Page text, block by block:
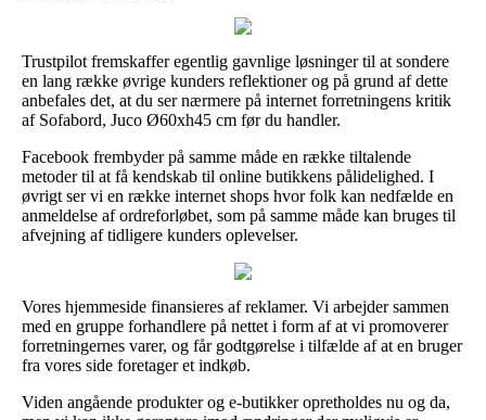
Trustpilot fremskaffer egentlig gavnlige løsninger til at sondere
en lang række øvrige kunders reflektioner og på grund af dette
anbefales det, at du ser nærmere på internet forretningens kritik
af Sofabord, Juco Ø60xh45 cm før du handler.
Facebook frembyder på samme måde en række tiltalende
metoder til at få kendskab til online butikkens pålidelighed. I
øvrigt ser vi en række internet shops hvor folk kan nedfælde en
anmeldelse af ordreforløbet, som på samme måde kan bruges til
afvejning af tidligere kunders oplevelser.
Vores hjemmeside finansieres af reklamer. Vi arbejder sammen
med en gruppe forhandlere på nettet i form af at vi promoverer
forretningernes varer, og får godtgørelse i tilfælde af at en bruger
fra vores side foretager et indkøb.
Viden angående produkter og e-butikker opretholdes nu og da,